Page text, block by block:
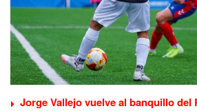
Jorge Vallejo vuelve al banquillo del